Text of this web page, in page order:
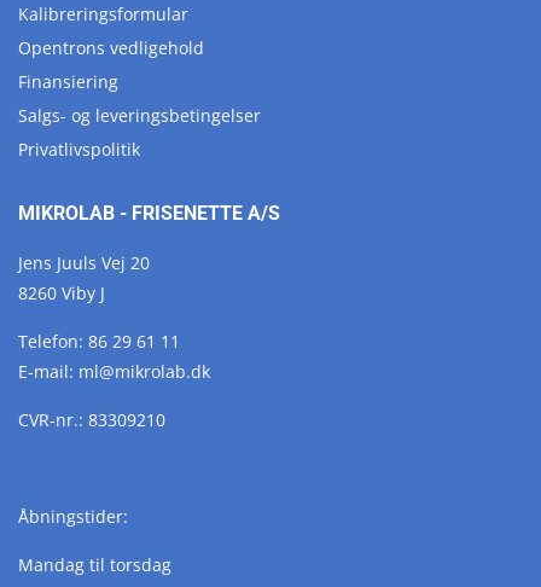
Kalibreringsformular
Opentrons vedligehold
Finansiering
Salgs- og leveringsbetingelser
Privatlivspolitik
MIKROLAB - FRISENETTE A/S
Jens Juuls Vej 20
8260 Viby J
Telefon: 86 29 61 11
E-mail: ml@mikrolab.dk
CVR-nr.: 83309210
Åbningstider:
Mandag til torsdag